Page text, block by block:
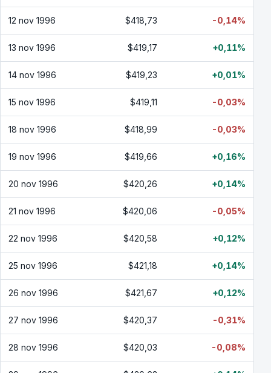
12 nov 1996 $418,73 -0,14%
13 nov 1996 $419,17 +0,11%
14 nov 1996 $419,23 +0,01%
15 nov 1996 $419,11 -0,03%
18 nov 1996 $418,99 -0,03%
19 nov 1996 $419,66 +0,16%
20 nov 1996 $420,26 +0,14%
21 nov 1996 $420,06 -0,05%
22 nov 1996 $420,58 +0,12%
25 nov 1996 $421,18 +0,14%
26 nov 1996 $421,67 +0,12%
27 nov 1996 $420,37 -0,31%
28 nov 1996 $420,03 -0,08%